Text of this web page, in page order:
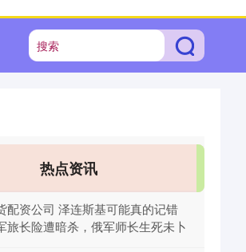
热点资讯
配资公司 泽连斯基可能真的记错
旅长险遭暗杀，俄军师长生死未卜